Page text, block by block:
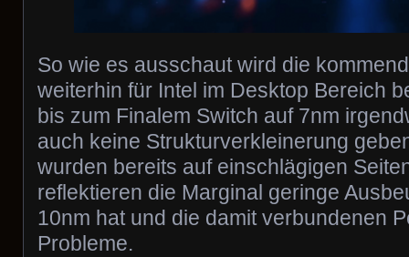
So wie es ausschaut wird die
weiterhin für Intel im Desktop Bereich
bis zum Finalem Switch auf 7nm
auch keine Strukturverkleinerung
wurden bereits auf einschlägigen
reflektieren die Marginal geringe
10nm hat und die damit verbundenen
Probleme.